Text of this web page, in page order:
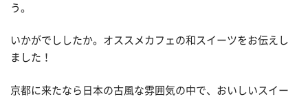
う。
いかがでししたか。オススメカフェの和スイーツをお伝えし
ました！
京都に来たなら日本の古風な雰囲気の中で、おいしいスイー